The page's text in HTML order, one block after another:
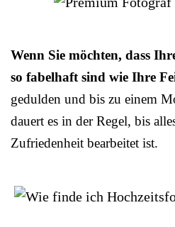
Wenn Sie möchten, dass
so fabelhaft sind wie Ihre
gedulden und bis zu einem
dauert es in der Regel, bis
Zufriedenheit bearbeitet ist.